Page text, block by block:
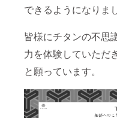
できるようになりま
皆様にチタンの不思
力を体験していただ
と願っています。